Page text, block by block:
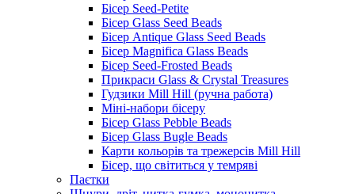
Бісер Seed-Petite
Бісер Glass Seed Beads
Бісер Antique Glass Seed Beads
Бісер Magnifica Glass Beads
Бісер Seed-Frosted Beads
Прикраси Glass & Crystal Treasures
Гудзики Mill Hill (ручна работа)
Міні-набори бісеру
Бісер Glass Pebble Beads
Бісер Glass Bugle Beads
Карти кольорів та трежерсів Mill Hill
Бісер, що світиться у темряві
Паєтки